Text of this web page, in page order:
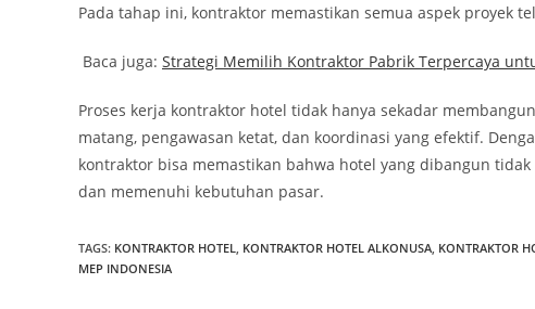
Pada tahap ini, kontraktor memastikan semua aspek proyek
Baca juga: Strategi Memilih Kontraktor Pabrik Terpercaya
Proses kerja kontraktor hotel tidak hanya sekadar
matang, pengawasan ketat, dan koordinasi yang efektif.
kontraktor bisa memastikan bahwa hotel yang dibangun
dan memenuhi kebutuhan pasar.
TAGS: KONTRAKTOR HOTEL KONTRAKTOR HOTEL ALKONUSA KONTRAKTOR
MEP INDONESIA